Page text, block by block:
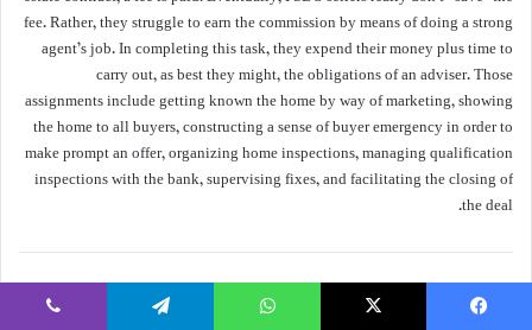
fee. Rather, they struggle to earn the commission by means of doing a strong
agent’s job. In completing this task, they expend their money plus time to
carry out, as best they might, the obligations of an adviser. Those
assignments include getting known the home by way of marketing, showing
the home to all buyers, constructing a sense of buyer emergency in order to
make prompt an offer, organizing home inspections, managing qualification
inspections with the bank, supervising fixes, and facilitating the closing of
the deal.
Jonitogel